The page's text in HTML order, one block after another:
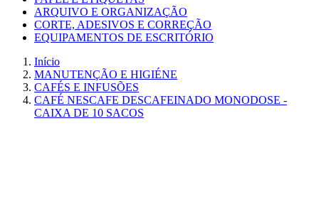
ARQUIVO E ORGANIZAÇÃO
CORTE, ADESIVOS E CORREÇÃO
EQUIPAMENTOS DE ESCRITÓRIO
Início
MANUTENÇÃO E HIGIÉNE
CAFÉS E INFUSÕES
CAFÉ NESCAFE DESCAFEINADO MONODOSE -
CAIXA DE 10 SACOS